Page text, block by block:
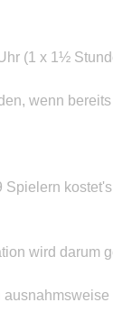
(1 x 1½
wenn
Spielern
wird darum